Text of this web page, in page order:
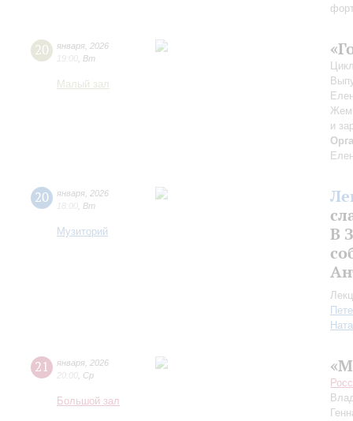
20 января 2026
19:00 Вт
Малый зал
и
20 января 2026
18:00 Вт
Музиторий
В
21 января 2026
20:00 Ср
Большой зал